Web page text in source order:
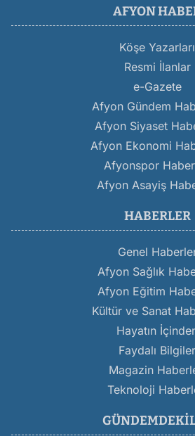
AFYON
Köşe Yazarları
Resmi İlanlar
e-Gazete
Afyon Gündem
Afyon Siyaset
Afyon Ekonomi
Afyonspor
Afyon Asayiş
HABERLER
Genel
Afyon Sağlık
Afyon Eğitim
Kültür ve Sanat
Hayatın
Faydalı Bilgiler
Magazin
Teknoloji